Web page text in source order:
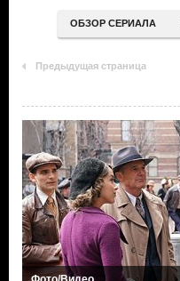
ОБЗОР СЕРИАЛА
Предыдущая страница